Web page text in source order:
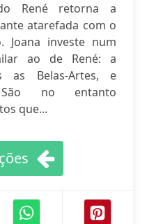
René retorna a
atarefada com o
investe num
ao de René: a
as Belas-Artes, e
São no entanto
que...